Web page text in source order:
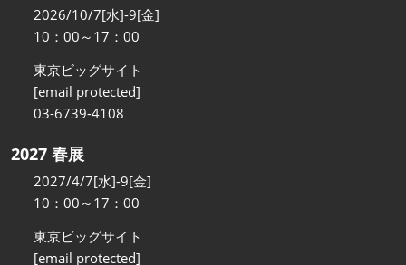
2026/10/7[水]-9[金]
10：00～17：00
東京ビッグサイト
[email protected]
03-6739-4108
2027 春展
2027/4/7[水]-9[金]
10：00～17：00
東京ビッグサイト
[email protected]